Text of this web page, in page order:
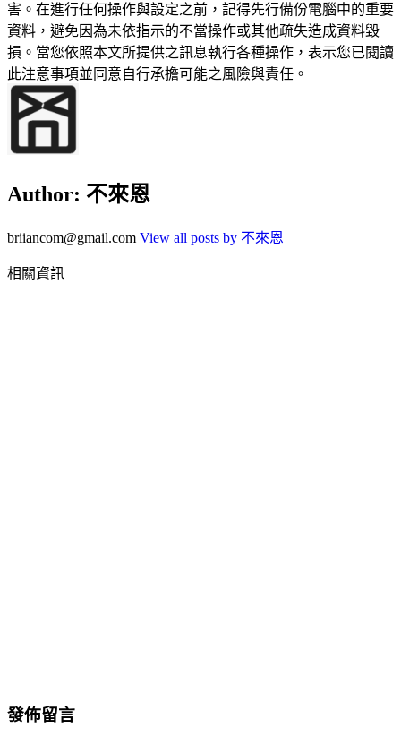
害。在進行任何操作與設定之前，記得先行備份電腦中的重要
資料，避免因為未依指示的不當操作或其他疏失造成資料毀
損。當您依照本文所提供之訊息執行各種操作，表示您已閱讀
此注意事項並同意自行承擔可能之風險與責任。
Author: 不來恩
briiancom@gmail.com View all posts by 不來恩
相關資訊
發佈留言